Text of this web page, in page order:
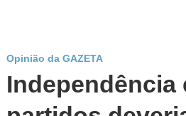
Opinião da GAZETA
Independência